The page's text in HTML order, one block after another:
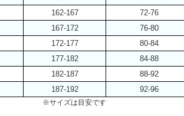
162-167
72-76
167-172
76-80
172-177
80-84
177-182
84-88
182-187
88-92
187-192 92-96
※サイズは目安です